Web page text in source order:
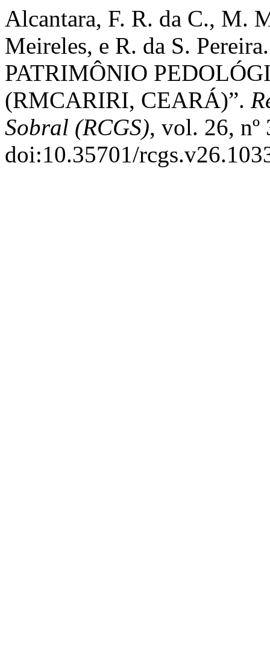
Alcantara, F. R. da C., M.
Meireles, e R. da S.
PATRIMÔNIO
(RMCARIRI, CEARÁ)”.
Sobral (RCGS), vol. 26, nº
doi:10.35701/